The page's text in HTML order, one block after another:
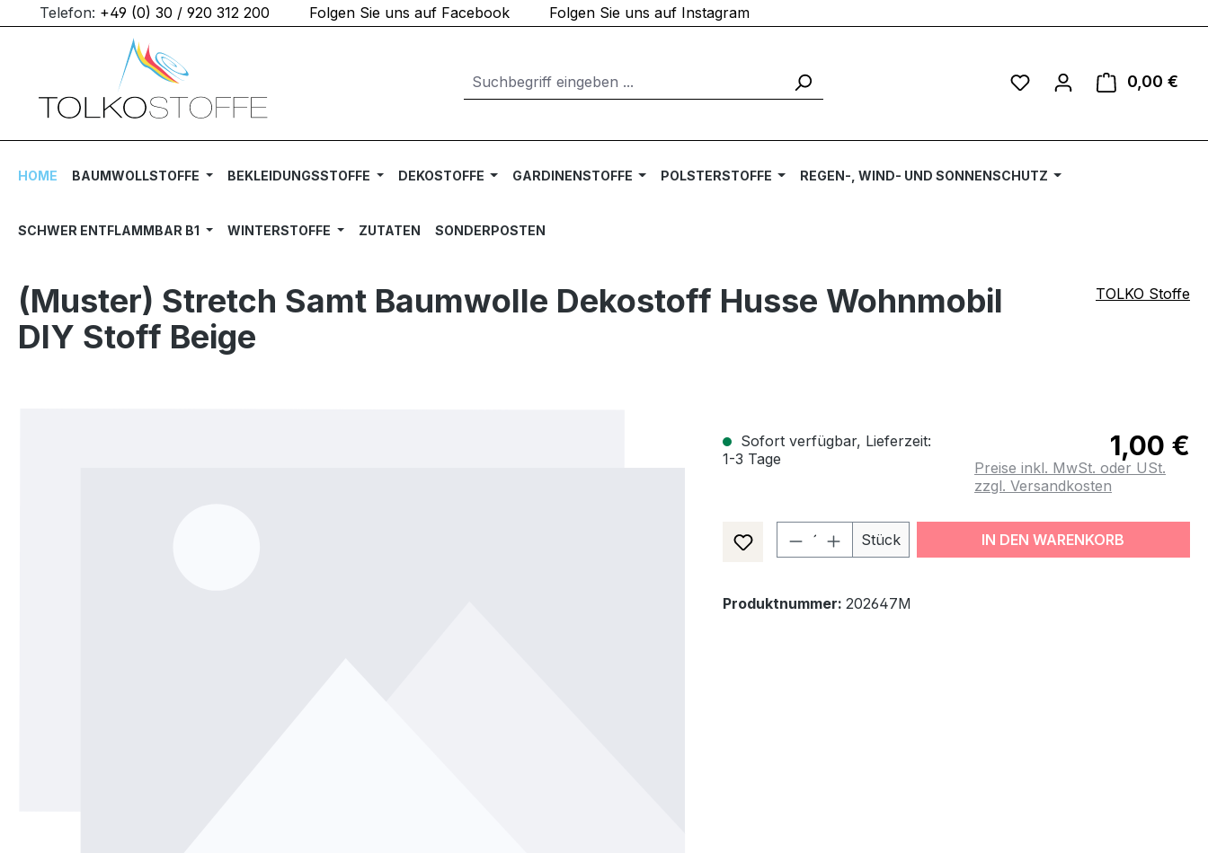
Hauptinhalt springen
Zur Suche springen
Zur Hauptnavigation springen
Telefon: +49 (0) 30 / 920 312 200 Folgen Sie uns auf Facebook Folgen Sie uns auf Instagram
Du hast 0 Produkte auf
0,00 €
HOME BAUMWOLLSTOFFE BEKLEIDUNGSSTOFFE DEKOSTOFFE GARDINENSTOFFE POLSTERSTOFFE REGEN-, WIND- UND SONNENSCHUTZ
SCHWER ENTFLAMMBAR B1 WINTERSTOFFE ZUTATEN SONDERPOSTEN
(Muster) Stretch Samt Baumwolle Dekostoff Husse Wohnmobil
DIY Stoff Beige
TOLKO Stoffe
Sofort verfügbar, Lieferzeit:
1-3 Tage
1,00 €
Preise inkl. MwSt. oder USt.
zzgl. Versandkosten
Produkt Anzahl: Gib den gewünschten
Stück IN DEN WARENKORB
Produktnummer: 202647M